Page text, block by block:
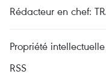
Rédacteur en chef:
Propriété intellectuelle
RSS